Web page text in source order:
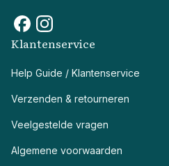
Klantenservice
Help Guide / Klantenservice
Verzenden & retourneren
Veelgestelde vragen
Algemene voorwaarden